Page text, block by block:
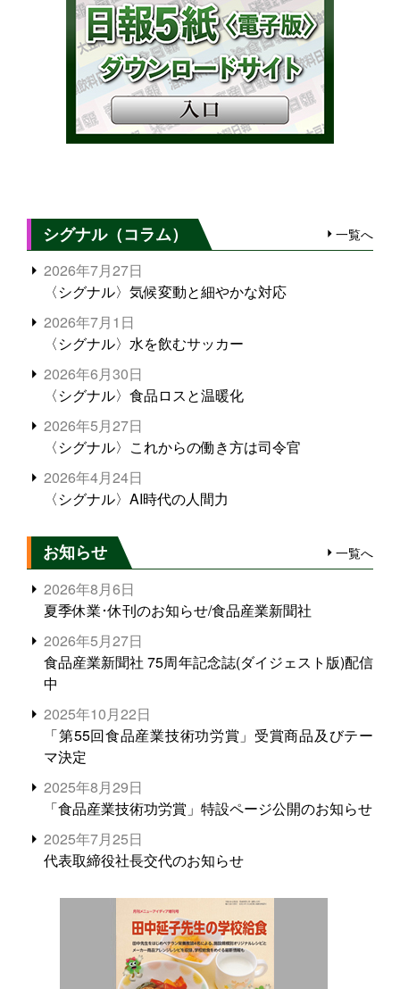
シグナル（コラム） 一覧へ
2026年7月27日
〈シグナル〉気候変動と細やかな対応
2026年7月1日
〈シグナル〉水を飲むサッカー
2026年6月30日
〈シグナル〉食品ロスと温暖化
2026年5月27日
〈シグナル〉これからの働き方は司令官
2026年4月24日
〈シグナル〉AI時代の人間力
お知らせ 一覧へ
2026年8月6日
夏季休業･休刊のお知らせ/食品産業新聞社
2026年5月27日
食品産業新聞社 75周年記念誌(ダイジェスト版)配信
中
2025年10月22日
「第55回食品産業技術功労賞」受賞商品及びテー
マ決定
2025年8月29日
「食品産業技術功労賞」特設ページ公開のお知らせ
2025年7月25日
代表取締役社長交代のお知らせ